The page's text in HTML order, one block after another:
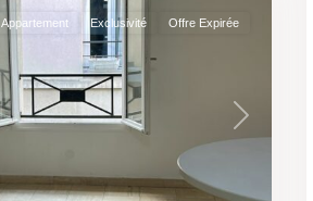
Next
Appartement Exclusivité Offre Expirée